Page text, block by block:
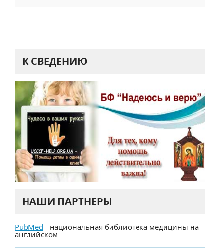
К СВЕДЕНИЮ
НАШИ ПАРТНЕРЫ
PubMed - национальная библиотека медицины на
английском